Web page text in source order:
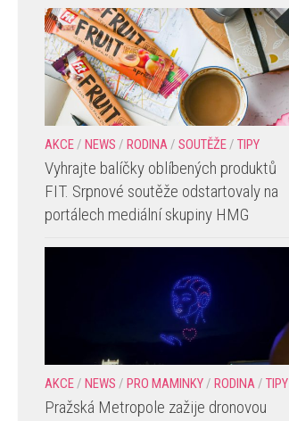
AKCE/ NEWS / RODINA/ SOUTĚŽE/ TIPY
Vyhrajte balíčky oblíbených produktů
FIT. Srpnové soutěže odstartovaly na
portálech mediální skupiny HMG
AKCE/ NEWS / PRO MAMINKY/ RODINA/ TIPY
Pražská Metropole zažije dronovou